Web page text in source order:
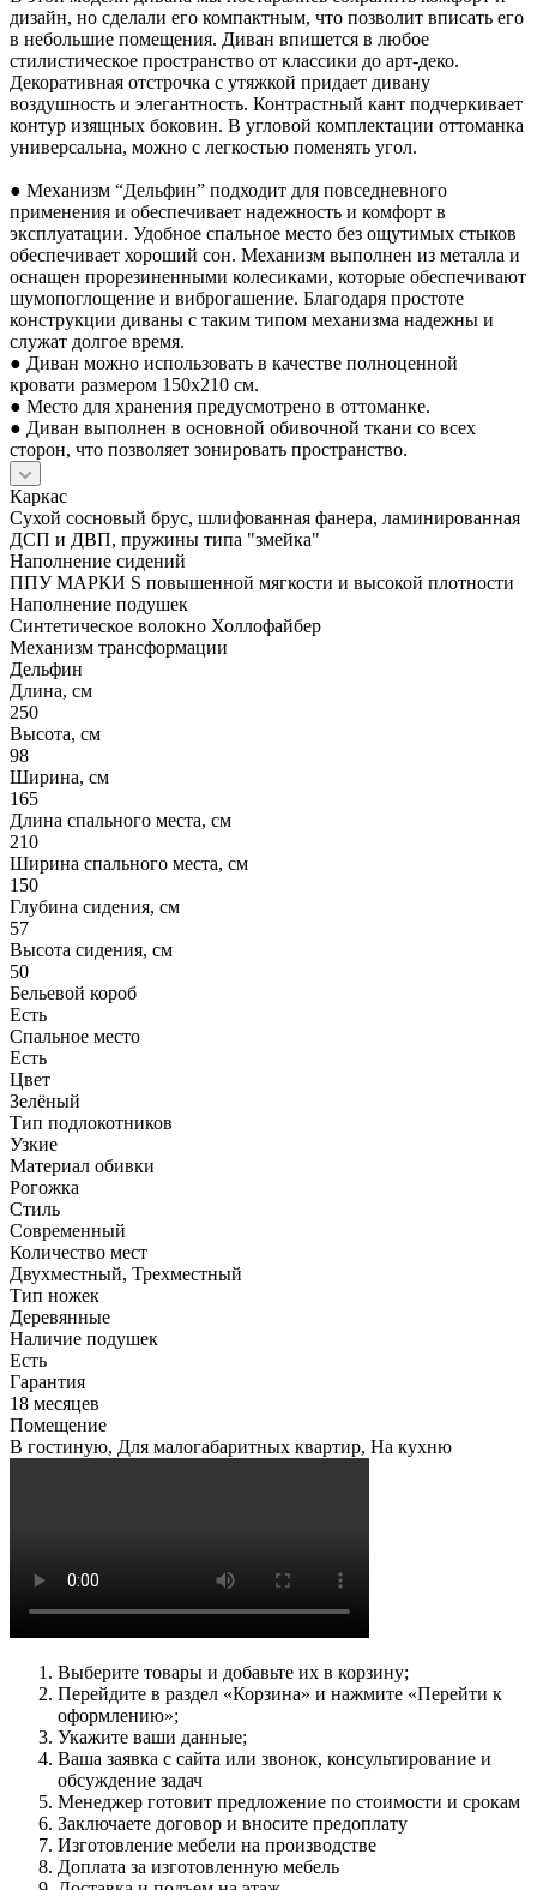
дизайн, но сделали его компактным, что позволит вписать его
в небольшие помещения. Диван впишется в любое
стилистическое пространство от классики до арт-деко.
Декоративная отстрочка с утяжкой придает дивану
воздушность и элегантность. Контрастный кант подчеркивает
контур изящных боковин. В угловой комплектации оттоманка
универсальна, можно с легкостью поменять угол.
● Механизм “Дельфин” подходит для повседневного
применения и обеспечивает надежность и комфорт в
эксплуатации. Удобное спальное место без ощутимых стыков
обеспечивает хороший сон. Механизм выполнен из металла и
оснащен прорезиненными колесиками, которые обеспечивают
шумопоглощение и виброгашение. Благодаря простоте
конструкции диваны с таким типом механизма надежны и
служат долгое время.
● Диван можно использовать в качестве полноценной
кровати размером 150x210 см.
● Место для хранения предусмотрено в оттоманке.
● Диван выполнен в основной обивочной ткани со всех
сторон, что позволяет зонировать пространство.
Каркас
Сухой сосновый брус, шлифованная фанера, ламинированная
ДСП и ДВП, пружины типа "змейка"
Наполнение сидений
ППУ МАРКИ S повышенной мягкости и высокой плотности
Наполнение подушек
Синтетическое волокно Холлофайбер
Механизм трансформации
Дельфин
Длина, см
250
Высота, см
98
Ширина, см
165
Длина спального места, см
210
Ширина спального места, см
150
Глубина сидения, см
57
Высота сидения, см
50
Бельевой короб
Есть
Спальное место
Есть
Цвет
Зелёный
Тип подлокотников
Узкие
Материал обивки
Рогожка
Стиль
Современный
Количество мест
Двухместный, Трехместный
Тип ножек
Деревянные
Наличие подушек
Есть
Гарантия
18 месяцев
Помещение
В гостиную, Для малогабаритных квартир, На кухню
Выберите товары и добавьте их в корзину;
Перейдите в раздел «Корзина» и нажмите «Перейти к
оформлению»;
Укажите ваши данные;
Ваша заявка с сайта или звонок, консультирование и
обсуждение задач
Менеджер готовит предложение по стоимости и срокам
Заключаете договор и вносите предоплату
Изготовление мебели на производстве
Доплата за изготовленную мебель